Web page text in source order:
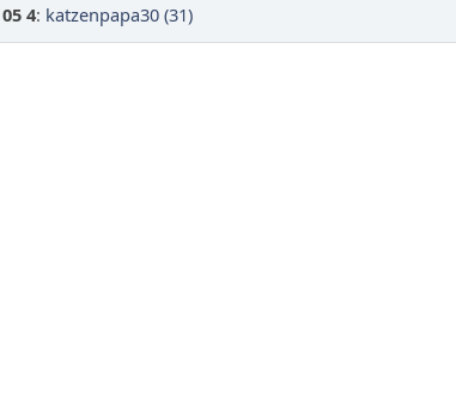
05 4: katzenpapa30 (31)